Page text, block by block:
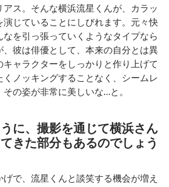
ス。そんな横浜流星くんが、カラッ
演じていることにしびれます。元々快
を引っ張っていくようなタイプなら
彼は俳優として、本来の自分とは異
ャラクターをしっかりと作り上げて
ノッキングすることなく、シームレ
の姿が非常に美しいな…と。
に、撮影を通じて横浜さん
きた部分もあるのでしょう
で、流星くんと談笑する機会が増え